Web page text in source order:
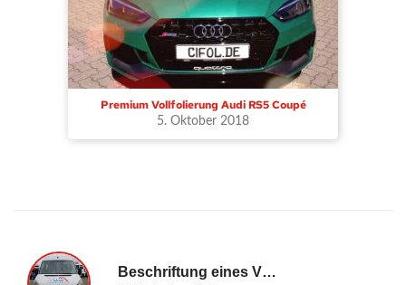
Premium Vollfolierung Audi RS5 Coupé
5. Oktober 2018
Beschriftung eines VW Crafter